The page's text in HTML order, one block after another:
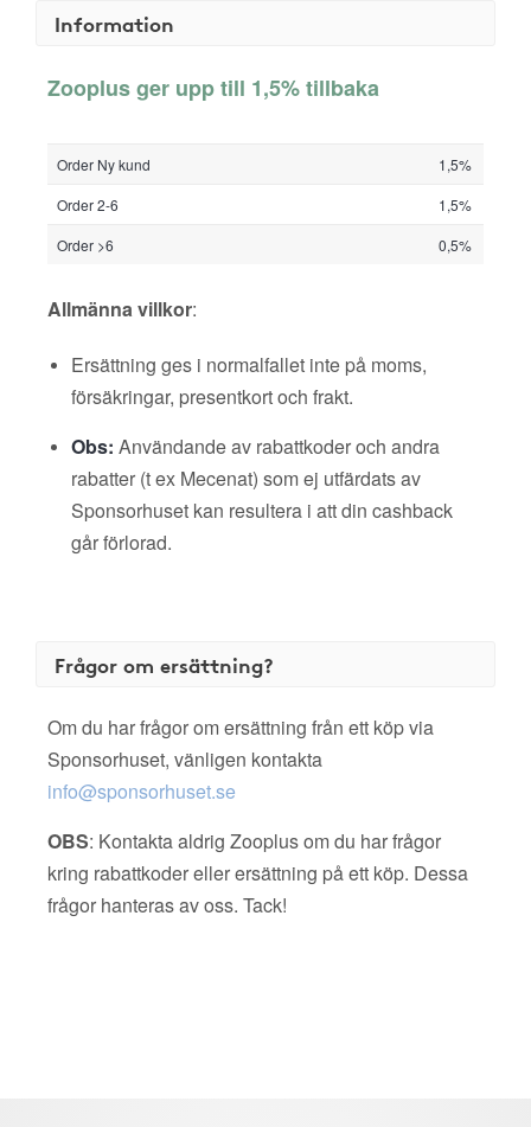
Information
Zooplus ger upp till 1,5% tillbaka
Order Ny kund
1,5%
Order 2-6
1,5%
Order >6
0,5%
Allmänna villkor:
Ersättning ges i normalfallet inte på moms,
försäkringar, presentkort och frakt.
Obs: Användande av rabattkoder och andra
rabatter (t ex Mecenat) som ej utfärdats av
Sponsorhuset kan resultera i att din cashback
går förlorad.
Frågor om ersättning?
Om du har frågor om ersättning från ett köp via
Sponsorhuset, vänligen kontakta
info@sponsorhuset.se
OBS: Kontakta aldrig Zooplus om du har frågor
kring rabattkoder eller ersättning på ett köp. Dessa
frågor hanteras av oss. Tack!